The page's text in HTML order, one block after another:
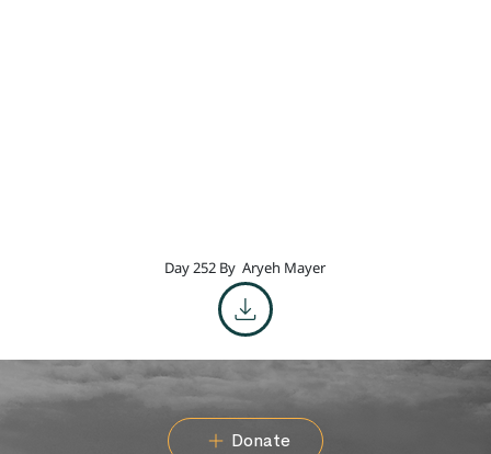
Day 252 By Aryeh Mayer
Donate